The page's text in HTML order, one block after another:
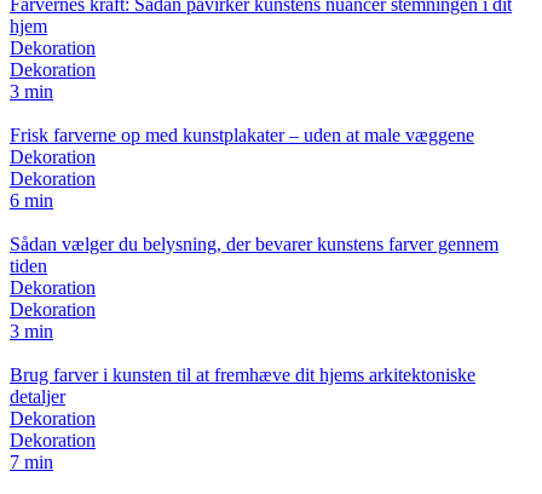
Farvernes kraft: Sådan påvirker kunstens nuancer stemningen i dit
hjem
Dekoration
Dekoration
3 min
Frisk farverne op med kunstplakater – uden at male væggene
Dekoration
Dekoration
6 min
Sådan vælger du belysning, der bevarer kunstens farver gennem
tiden
Dekoration
Dekoration
3 min
Brug farver i kunsten til at fremhæve dit hjems arkitektoniske
detaljer
Dekoration
Dekoration
7 min